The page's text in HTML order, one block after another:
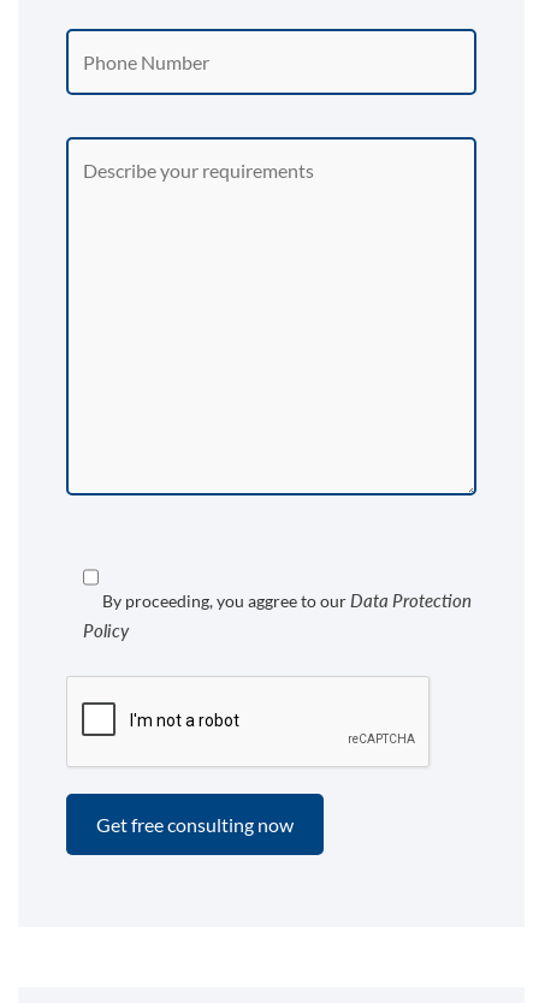
By proceeding, you aggree to our Data Protection
Policy